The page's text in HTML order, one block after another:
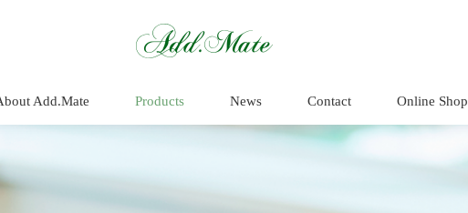
Add.Mate Products News Contact Online Shop